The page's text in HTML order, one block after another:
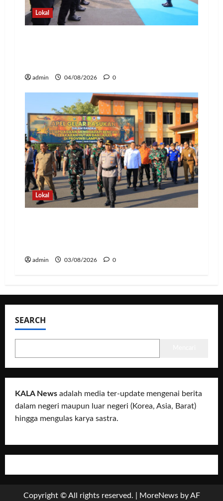
Lokal
admin 04/08/2026 0
Lokal
admin 03/08/2026 0
SEARCH
KALA News adalah media ter-update mengenai berita
dalam negeri maupun luar negeri (Korea, Asia, Barat)
hingga mengulas karya sastra.
Copyright © All rights reserved. MoreNewsby AF